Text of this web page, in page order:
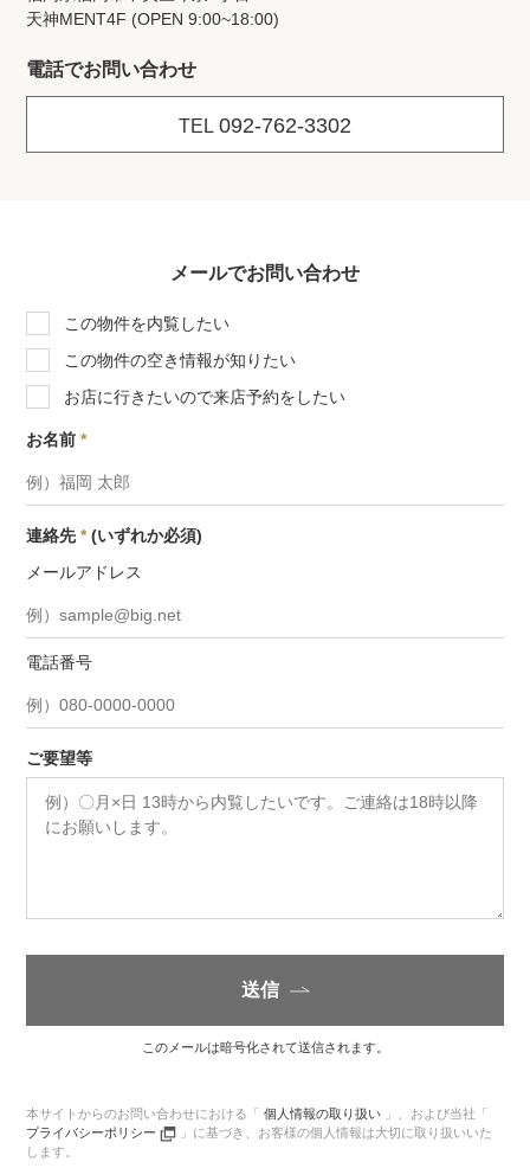
天神MENT4F (OPEN 9:00~18:00)
電話でお問い合わせ
TEL 092-762-3302
メールでお問い合わせ
この物件を内覧したい
この物件の空き情報が知りたい
お店に行きたいので来店予約をしたい
お名前*
連絡先* (いずれか必須)
メールアドレス
電話番号
ご要望等
送信
このメールは暗号化されて送信されます。
本サイトからのお問い合わせにおける「個人情報の取り扱い 」、 および当社「
プライバシーポリシー
」に基づき、 お客様の個人情報は大切に取り扱いいた
します。